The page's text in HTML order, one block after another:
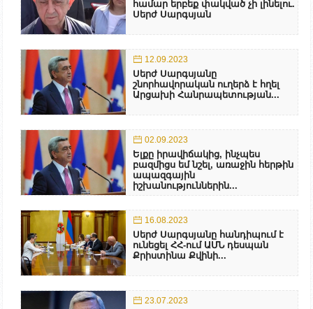
համար երբեք փակված չի լինելու.
Սերժ Սարգսյան
12.09.2023
Սերժ Սարգսյանը
շնորհավորական ուղերձ է հղել
Արցախի Հանրապետության...
02.09.2023
Ելքը իրավիճակից, ինչպես
բազմիցս եմ նշել, առաջին հերթին
ապազգային
իշխանություններին...
16.08.2023
Սերժ Սարգսյանը հանդիպում է
ունեցել ՀՀ-ում ԱՄՆ դեսպան
Քրիստինա Քվինի...
23.07.2023